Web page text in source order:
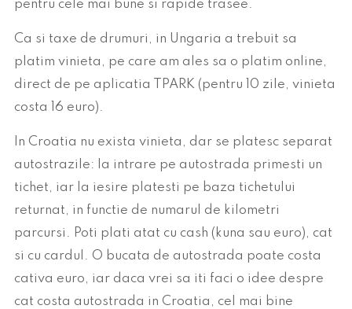
pentru cele mai bune si rapide trasee.
Ca si taxe de drumuri, in Ungaria a trebuit sa
platim vinieta, pe care am ales sa o platim online,
direct de pe aplicatia TPARK (pentru 10 zile, vinieta
costa 16 euro).
In Croatia nu exista vinieta, dar se platesc separat
autostrazile: la intrare pe autostrada primesti un
tichet, iar la iesire platesti pe baza tichetului
returnat, in functie de numarul de kilometri
parcursi. Poti plati atat cu cash (kuna sau euro), cat
si cu cardul. O bucata de autostrada poate costa
cativa euro, iar daca vrei sa iti faci o idee despre
cat costa autostrada in Croatia, cel mai bine